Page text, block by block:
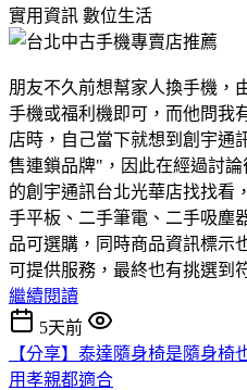
實用資訊 數位生活
朋友不久前想幫家人換手機，
手機或福利機即可，而他問我
店時，自己當下就想到創宇通
售連鎖品牌"，因此在經過討
的創宇通訊台北光華店找找看
手平板、二手筆電、二手吸塵
品可選購，同時商品資訊標示
可提供服務，最終也有挑選到
繼續閱讀
5天前
【分享】泰達隨身椅是隨身椅
用孝親都適合